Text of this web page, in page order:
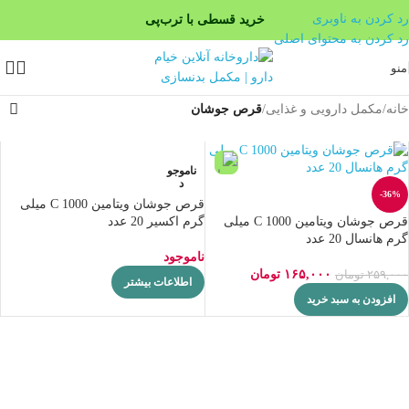
خرید قسطی با ترب‌پی
۴ قسط، بدون کارمزد
بدون ضامن، بدون سود
رد کردن به ناوبری
رد کردن به محتوای اصلی
منو
خانه/مکمل دارویی و غذایی/قرص جوشان
-36%
قرص جوشان ویتامین C 1000 میلی
گرم‌ هانسال 20 عدد
۲۵۹,۰۰۰ تومان ۱۶۵,۰۰۰ تومان
افزودن به سبد خرید
ناموجو
د
قرص جوشان ویتامین C 1000 میلی
گرم اکسیر 20 عدد
ناموجود
اطلاعات بیشتر